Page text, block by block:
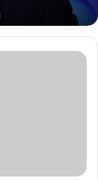
تجديد